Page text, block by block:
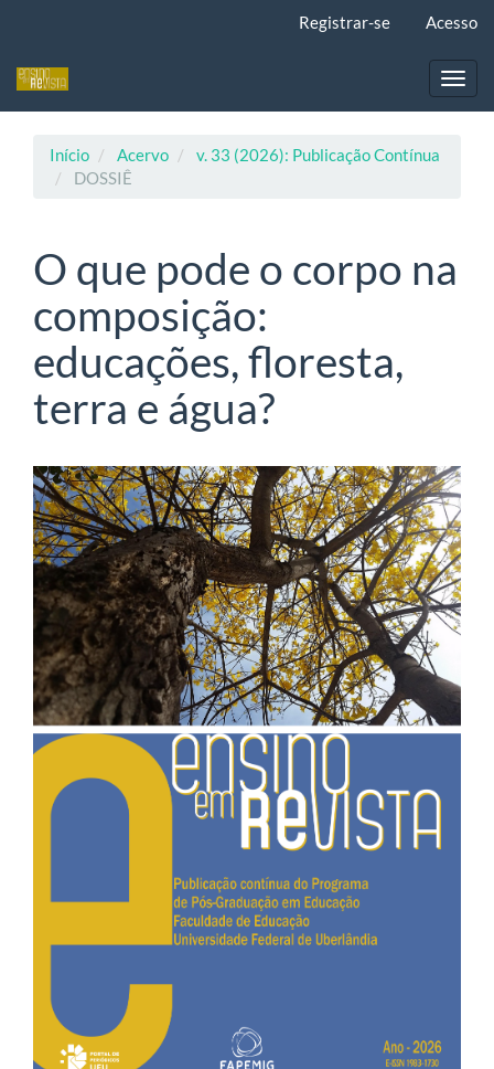
principal
Registrar-se Acesso
Início Acervo
v. 33 (2026): Publicação Contínua
DOSSIÊ
O que pode o corpo na
composição:
educações, floresta,
terra e água?
Barra
lateral
de
artigos